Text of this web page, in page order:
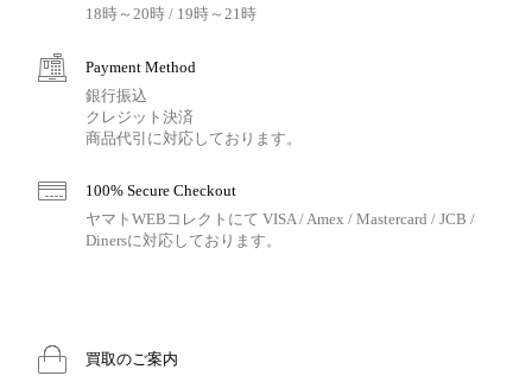
18時～20時 / 19時～21時
Payment Method
銀行振込
クレジット決済
商品代引に対応しております。
100% Secure Checkout
ヤマトWEBコレクトにて VISA / Amex / Mastercard / JCB /
Dinersに対応しております。
買取のご案内